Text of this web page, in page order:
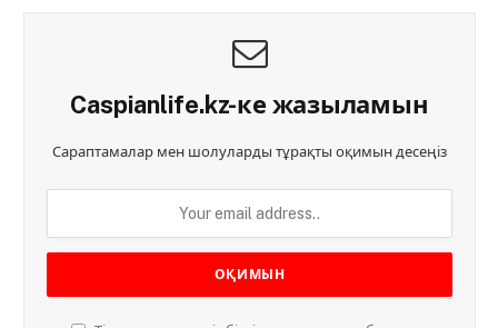
Caspianlife.kz-ке жазыламын
Сараптамалар мен шолуларды тұрақты оқимын десеңіз